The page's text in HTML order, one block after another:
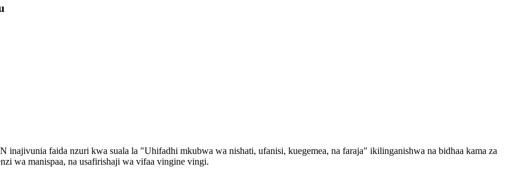
faida nzuri kwa suala la "Uhifadhi mkubwa wa nishati, ufanisi, kuegemea, na faraja" ikilinganishwa na bidhaa kama za
wa manispaa, na usafirishaji wa vifaa vingine vingi.